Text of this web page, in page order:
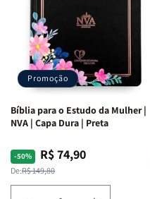
Promoção
Bíblia para o Estudo da Mulher |
NVA | Capa Dura | Preta
-50%
Preço
normal
De:R$ 149,80
Preço
promocional
R$ 74,90